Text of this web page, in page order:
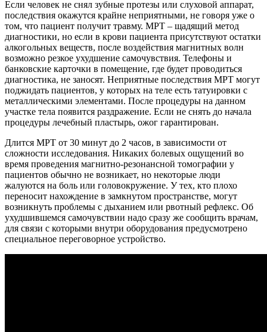
Если человек не снял зубные протезы или слуховой аппарат,
последствия окажутся крайне неприятными, не говоря уже о
том, что пациент получит травму. МРТ – щадящий метод
диагностики, но если в крови пациента присутствуют остатки
алкогольных веществ, после воздействия магнитных волн
возможно резкое ухудшение самочувствия. Телефоны и
банковские карточки в помещение, где будет проводиться
диагностика, не заносят. Неприятные последствия МРТ могут
поджидать пациентов, у которых на теле есть татуировки с
металлическими элементами. После процедуры на данном
участке тела появится раздражение. Если не снять до начала
процедуры лечебный пластырь, ожог гарантирован.
Длится МРТ от 30 минут до 2 часов, в зависимости от
сложности исследования. Никаких болевых ощущений во
время проведения магнитно-резонансной томографии у
пациентов обычно не возникает, но некоторые люди
жалуются на боль или головокружение. У тех, кто плохо
переносит нахождение в замкнутом пространстве, могут
возникнуть проблемы с дыханием или рвотный рефлекс. Об
ухудшившемся самочувствии надо сразу же сообщить врачам,
для связи с которыми внутри оборудования предусмотрено
специальное переговорное устройство.